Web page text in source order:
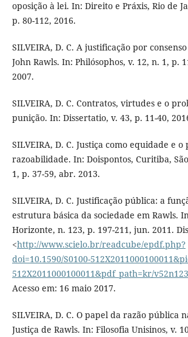
oposição à lei. In: Direito e Práxis, Rio de
p. 80-112, 2016.
SILVEIRA, D. C. A justificação por
John Rawls. In: Philósophos, v. 12, n. 1, p.
2007.
SILVEIRA, D. C. Contratos, virtudes e o
punição. In: Dissertatio, v. 43, p. 11-40,
SILVEIRA, D. C. Justiça como equidade e
razoabilidade. In: Doispontos, Curitiba,
1, p. 37-59, abr. 2013.
SILVEIRA, D. C. Justificação pública: a
estrutura básica da sociedade em Rawls.
Horizonte, n. 123, p. 197-211, jun. 2011.
<http://www.scielo.br/readcube/epdf.php?
doi=10.1590/S0100-
512X2011000100011&pdf_path=kr/
Acesso em: 16 maio 2017.
SILVEIRA, D. C. O papel da razão pública
Justiça de Rawls. In: Filosofia Unisinos, v.